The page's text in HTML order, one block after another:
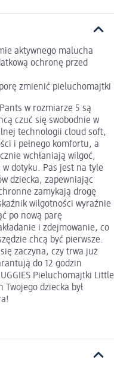
aktywnego malucha
ochronę przed
zmienić pieluchomajtki
w rozmiarze 5 są
czuć się swobodnie w
technologii cloud soft,
i pełnego komfortu, a
wchłaniają wilgoć,
dotyku. Pas jest na tyle
dziecka, zapewniając
zamykają drogę
wilgotności wyraźnie
po nową parę
i zdejmowanie, co
chcą być pierwsze.
zaczyna, czy trwa już
do 12 godzin
Pieluchomajtki Little
dziecka był